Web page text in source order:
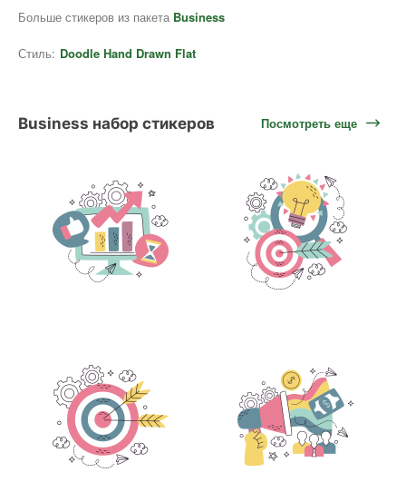
Больше стикеров из пакета Business
Стиль: Doodle Hand Drawn Flat
Business набор стикеров Посмотреть еще